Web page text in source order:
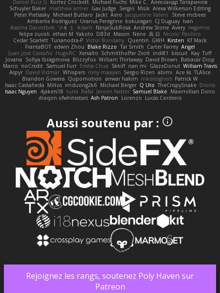
Daniel Ruiz G Kortez Crockett Michael Fuchs Mike C. Александр Татаринов
Schuyler Baker matthew armer Gav Judge Sergio Misik Alexa Wilkerson Editing
Peter Pietlasky Michael Buttaro Jackt Aero Jacqueline Valero
Steve mcbees
Amberlie Rodriguez Uranus Peregrine kokuragari CJ Duguay Ivan
Assima Dauletbek ツキ ミ Adam NinjaSubRosa Andrew Stone Avery rwgames
felipe zucoli ethan M Yakoto DB3d Mason Nene 高 日 Nicolo' Paolino
Cedar Scarlett Tunanodra-P Victor Bondatiy Quentin GWH Kirsten KT Mack
FrantaBOT edwin Zhou Blake Rizzo Tal Smith Carter Farrey Angel
Juan José Castaño HugoRC Xenalto Schmitthoffer Zsolt indi81 biscuit Kay Toff
Jovana
Sofiya Ibragimova BlizzyFox William Thirlaway David Brown
Babacar Diop
Marco noCrxdit Samuel Furr Trisha Chua Skkiff nan mi GlazeDonut William Travis
Aspyr David Vidmar Whispers rony maayan Sergio Rizen abimi Ace 6s TLAlice
Brandon Gowera Qupomotion anwar hakim mkdesigners Patrick W
Isaac Castañeda Miltos imduong2k6 Michael Berger Q Uto TheCrispySnake Dionis
Isaac Nguyen 4jakers18 tuna Rafal Jeroen Natter Samuel Blake Maximillian Dono
draqon ofwhitestars Ash Patron Lorenzo Lucas Cordeiro
Aussi soutenu par :
Rejoignez les rangs, soutenez Poly Haven sur
Patreon